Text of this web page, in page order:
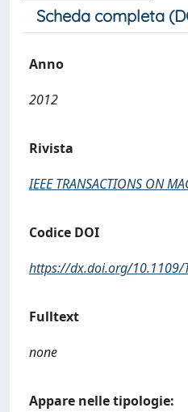
Scheda completa
Anno
2012
Rivista
IEEE TRANSACTIONS ON
Codice DOI
https://dx.doi.org/10.1109/
Fulltext
none
Appare nelle tipologie: